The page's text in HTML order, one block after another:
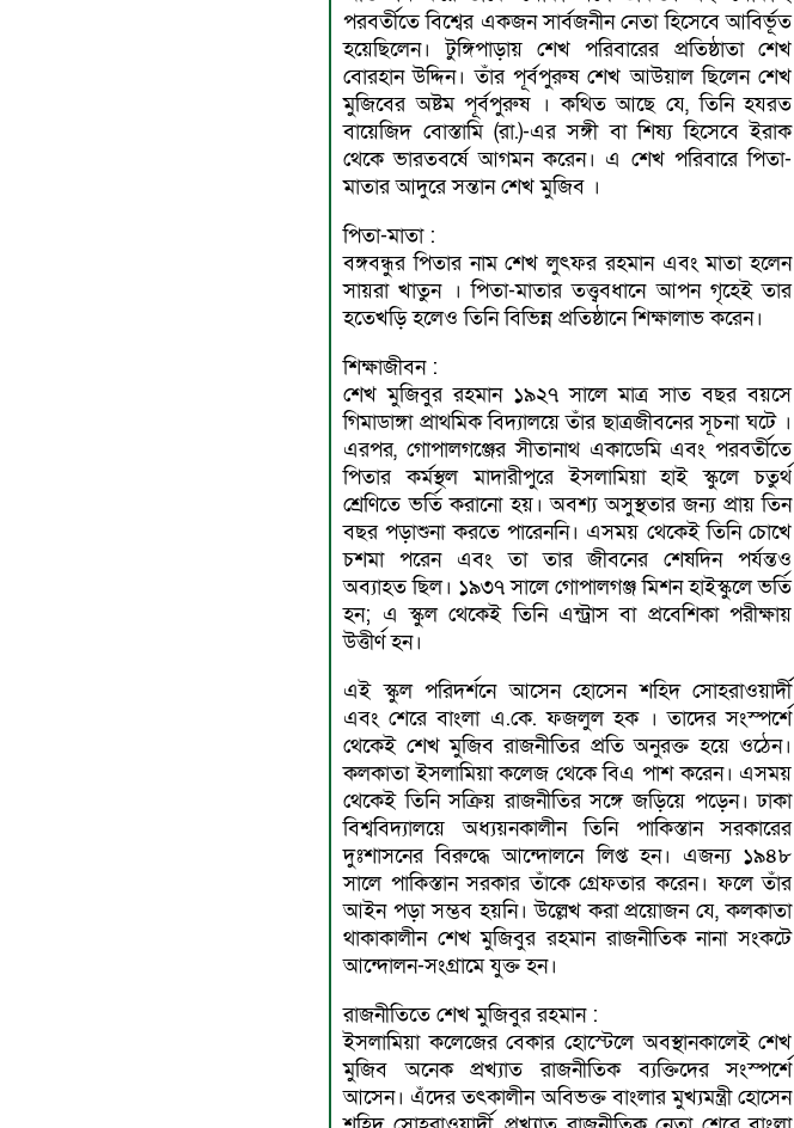
পরবর্তীতে বিশ্বের একজন সার্বজনীন নেতা হিসেবে আবির্ভূত
হয়েছিলেন। টুঙ্গিপাড়ায় শেখ পরিবারের প্রতিষ্ঠাতা শেখ
বােরহান উদ্দিন। তাঁর পূর্বপুরুষ শেখ আউয়াল ছিলেন শেখ
মুজিবের অষ্টম পূর্বপুরুষ । কথিত আছে যে, তিনি হযরত
বায়েজিদ বােস্তামি (রা.)-এর সঙ্গী বা শিষ্য হিসেবে ইরাক
থেকে ভারতবর্ষে আগমন করেন। এ শেখ পরিবারে পিতা-
মাতার আদুরে সন্তান শেখ মুজিব ।
পিতা-মাতা :
বঙ্গবন্ধুর পিতার নাম শেখ লুৎফর রহমান এবং মাতা হলেন
সায়রা খাতুন । পিতা-মাতার তত্ত্ববধানে আপন গৃহেই তার
হতেখড়ি হলেও তিনি বিভিন্ন প্রতিষ্ঠানে শিক্ষালাভ করেন।
শিক্ষাজীবন :
শেখ মুজিবুর রহমান ১৯২৭ সালে মাত্র সাত বছর বয়সে
গিমাডাঙ্গা প্রাথমিক বিদ্যালয়ে তাঁর ছাত্রজীবনের সূচনা ঘটে ।
এরপর, গােপালগঞ্জের সীতানাথ একাডেমি এবং পরবর্তীতে
পিতার কর্মস্থল মাদারীপুরে ইসলামিয়া হাই স্কুলে চতুর্থ
শ্রেণিতে ভর্তি করানাে হয়। অবশ্য অসুস্থতার জন্য প্রায় তিন
বছর পড়াশুনা করতে পারেননি। এসময় থেকেই তিনি চোখে
চশমা পরেন এবং তা তার জীবনের শেষদিন পর্যন্তও
অব্যাহত ছিল। ১৯৩৭ সালে গােপালগঞ্জ মিশন হাইস্কুলে ভর্তি
হন; এ স্কুল থেকেই তিনি এন্ট্রাস বা প্রবেশিকা পরীক্ষায়
উত্তীর্ণ হন।
এই স্কুল পরিদর্শনে আসেন হােসেন শহিদ সােহরাওয়ার্দী
এবং শেরে বাংলা এ.কে. ফজলুল হক । তাদের সংস্পর্শে
থেকেই শেখ মুজিব রাজনীতির প্রতি অনুরক্ত হয়ে ওঠেন।
কলকাতা ইসলামিয়া কলেজ থেকে বিএ পাশ করেন। এসময়
থেকেই তিনি সক্রিয় রাজনীতির সঙ্গে জড়িয়ে পড়েন। ঢাকা
বিশ্ববিদ্যালয়ে অধ্যয়নকালীন তিনি পাকিস্তান সরকারের
দুঃশাসনের বিরুদ্ধে আন্দোলনে লিপ্ত হন। এজন্য ১৯৪৮
সালে পাকিস্তান সরকার তাঁকে গ্রেফতার করেন। ফলে তাঁর
আইন পড়া সম্ভব হয়নি। উল্লেখ করা প্রয়ােজন যে, কলকাতা
থাকাকালীন শেখ মুজিবুর রহমান রাজনীতিক নানা সংকটে
আন্দোলন-সংগ্রামে যুক্ত হন।
রাজনীতিতে শেখ মুজিবুর রহমান :
ইসলামিয়া কলেজের বেকার হােস্টেলে অবস্থানকালেই শেখ
মুজিব অনেক প্রখ্যাত রাজনীতিক ব্যক্তিদের সংস্পর্শে
আসেন। এঁদের তৎকালীন অবিভক্ত বাংলার মুখ্যমন্ত্রী হােসেন